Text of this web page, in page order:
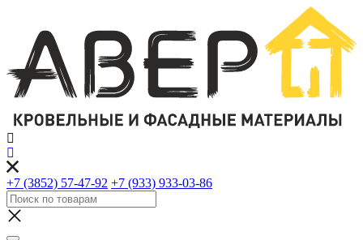
+7 (3852) 57-47-92 +7 (933) 933-03-86